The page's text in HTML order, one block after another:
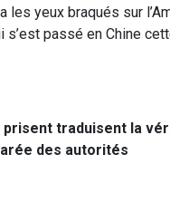
les yeux braqués sur
s’est passé en Chine
traduisent la
des autorités